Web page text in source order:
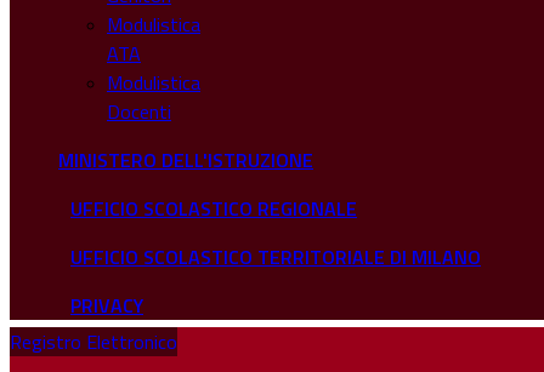
Modulistica
ATA
Modulistica
Docenti
MINISTERO DELL'ISTRUZIONE
UFFICIO SCOLASTICO REGIONALE
UFFICIO SCOLASTICO TERRITORIALE DI MILANO
PRIVACY
Registro Elettronico